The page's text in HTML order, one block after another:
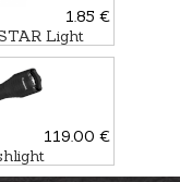
1.85 €
Light
119.00 €